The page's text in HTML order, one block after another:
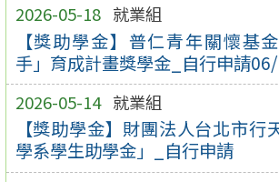
2026-05-18 就業組
【獎助學金】普仁青年關懷基
手」育成計畫獎學金_自行申請
2026-05-14 就業組
【獎助學金】財團法人台北市行
學系學生助學金」_自行申請